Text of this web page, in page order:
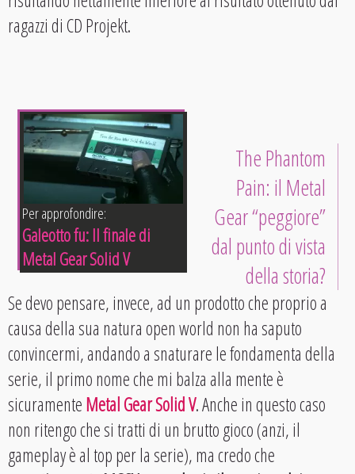
ragazzi di CD Projekt.
Per approfondire:
Galeotto fu: Il finale di
Metal Gear Solid V
The Phantom
Pain: il Metal
Gear “peggiore”
dal punto di vista
della storia?
Se devo pensare, invece, ad un prodotto che proprio a
causa della sua natura open world non ha saputo
convincermi, andando a snaturare le fondamenta della
serie, il primo nome che mi balza alla mente è
sicuramenteMetal Gear Solid V. Anche in questo caso
non ritengo che si tratti di un brutto gioco (anzi, il
gameplay è al top per la serie), ma credo che